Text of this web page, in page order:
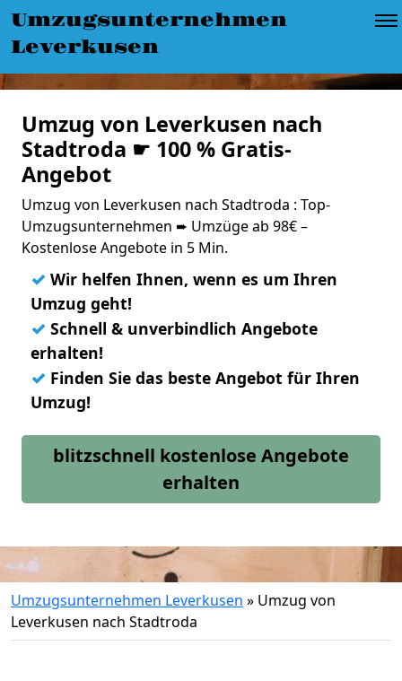
Umzugsunternehmen
Leverkusen
Umzug von Leverkusen nach
Stadtroda ☛ 100 % Gratis-
Angebot
Umzug von Leverkusen nach Stadtroda : Top-
Umzugsunternehmen ➨ Umzüge ab 98€ –
Kostenlose Angebote in 5 Min.
✓ Wir helfen Ihnen, wenn es um Ihren
Umzug geht!
✓ Schnell & unverbindlich Angebote
erhalten!
✓ Finden Sie das beste Angebot für Ihren
Umzug!
blitzschnell kostenlose Angebote
erhalten
Umzugsunternehmen Leverkusen » Umzug von
Leverkusen nach Stadtroda